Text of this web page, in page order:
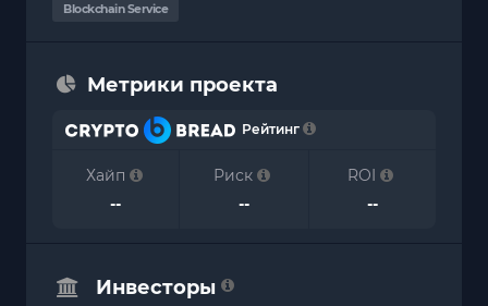
Blockchain Service
Метрики проекта
Рейтинг
Хайп
--
Риск
--
ROI
--
Инвесторы